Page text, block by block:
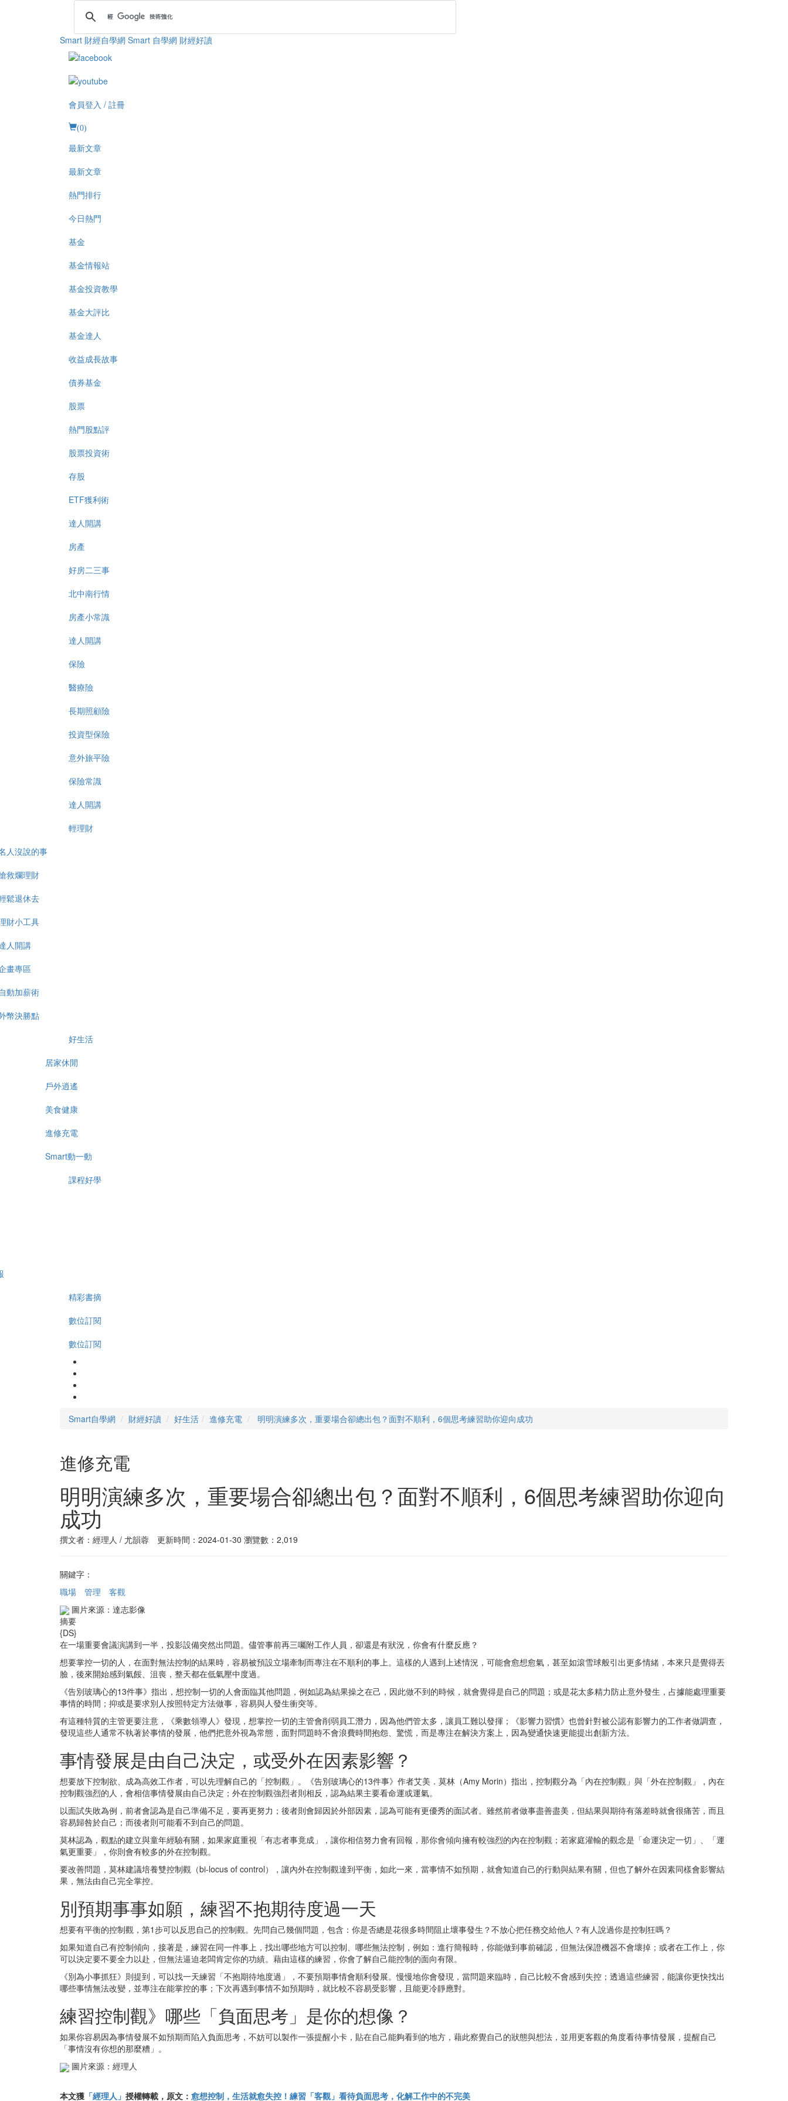
Smart 財經自學網 Smart 自學網 財經好讀
會員登入 / 註冊
(0)
最新文章
最新文章
熱門排行
今日熱門
基金
基金情報站
基金投資教學
基金大評比
基金達人
收益成長故事
債券基金
股票
熱門股點評
股票投資術
存股
ETF獲利術
達人開講
房產
好房二三事
北中南行情
房產小常識
達人開講
保險
醫療險
長期照顧險
投資型保險
意外旅平險
保險常識
達人開講
輕理財
人沒說的事
救爛理財
鬆退休去
財小工具
人開講
畫專區
動加薪術
幣決勝點
好生活
居家休閒
戶外逍遙
美食健康
進修充電
Smart動一動
課程好學
精彩書摘
數位訂閱
數位訂閱
Smart自學網 財經好讀 好生活 進修充電 明明演練多次，重要場合卻總出包？面對不順利，6個思考練習助你迎向成功
進修充電
明明演練多次，重要場合卻總出包？面對不順利，6個思考練習助你迎向
成功
撰文者：經理人 / 尤韻蓉 更新時間：2024-01-30 瀏覽數：2,019
關鍵字：
職場
管理
客觀
圖片來源：達志影像
摘要
{DS}
在一場重要會議演講到一半，投影設備突然出問題。儘管事前再三囑附工作人員，卻還是有狀況，你會有什麼反應？
想要掌控一切的人，在面對無法控制的結果時，容易被預設立場牽制而專注在不順利的事上。這樣的人遇到上述情況，可能會愈想愈氣，甚至如滾雪球般引出更多情緒，本來只是覺得丟
臉，後來開始感到氣餒、沮喪，整天都在低氣壓中度過。
《告別玻璃心的13件事》指出，想控制一切的人會面臨其他問題，例如認為結果操之在己，因此做不到的時候，就會覺得是自己的問題；或是花太多精力防止意外發生，占據能處理重要
事情的時間；抑或是要求別人按照特定方法做事，容易與人發生衝突等。
有這種特質的主管更要注意，《乘數領導人》發現，想掌控一切的主管會削弱員工潛力，因為他們管太多，讓員工難以發揮；《影響力習慣》也曾針對被公認有影響力的工作者做調查，
發現這些人通常不執著於事情的發展，他們把意外視為常態，面對問題時不會浪費時間抱怨、驚慌，而是專注在解決方案上，因為變通快速更能提出創新方法。
事情發展是由自己決定，或受外在因素影響？
想要放下控制欲、成為高效工作者，可以先理解自己的「控制觀」。《告別玻璃心的13件事》作者艾美．莫林（Amy Morin）指出，控制觀分為「內在控制觀」與「外在控制觀」，內在
控制觀強烈的人，會相信事情發展由自己決定；外在控制觀強烈者則相反，認為結果主要看命運或運氣。
以面試失敗為例，前者會認為是自己準備不足，要再更努力；後者則會歸因於外部因素，認為可能有更優秀的面試者。雖然前者做事盡善盡美，但結果與期待有落差時就會很痛苦，而且
容易歸咎於自己；而後者則可能看不到自己的問題。
莫林認為，觀點的建立與童年經驗有關，如果家庭重視「有志者事竟成」，讓你相信努力會有回報，那你會傾向擁有較強烈的內在控制觀；若家庭灌輸的觀念是「命運決定一切」、「運
氣更重要」，你則會有較多的外在控制觀。
要改善問題，莫林建議培養雙控制觀（bi-locus of control），讓內外在控制觀達到平衡，如此一來，當事情不如預期，就會知道自己的行動與結果有關，但也了解外在因素同樣會影響結
果，無法由自己完全掌控。
別預期事事如願，練習不抱期待度過一天
想要有平衡的控制觀，第1步可以反思自己的控制觀。先問自己幾個問題，包含：你是否總是花很多時間阻止壞事發生？不放心把任務交給他人？有人說過你是控制狂嗎？
如果知道自己有控制傾向，接著是，練習在同一件事上，找出哪些地方可以控制、哪些無法控制，例如：進行簡報時，你能做到事前確認，但無法保證機器不會壞掉；或者在工作上，你
可以決定要不要全力以赴，但無法逼迫老闆肯定你的功績。藉由這樣的練習，你會了解自己能控制的面向有限。
《別為小事抓狂》則提到，可以找一天練習「不抱期待地度過」，不要預期事情會順利發展。慢慢地你會發現，當問題來臨時，自己比較不會感到失控；透過這些練習，能讓你更快找出
哪些事情無法改變，並專注在能掌控的事；下次再遇到事情不如預期時，就比較不容易受影響，且能更冷靜應對。
練習控制觀》哪些「負面思考」是你的想像？
如果你容易因為事情發展不如預期而陷入負面思考，不妨可以製作一張提醒小卡，貼在自己能夠看到的地方，藉此察覺自己的狀態與想法，並用更客觀的角度看待事情發展，提醒自己
「事情沒有你想的那麼糟」。
圖片來源：經理人
本文獲 「經理人」 授權轉載，原文： 愈想控制，生活就愈失控！練習「客觀」看待負面思考，化解工作中的不完美